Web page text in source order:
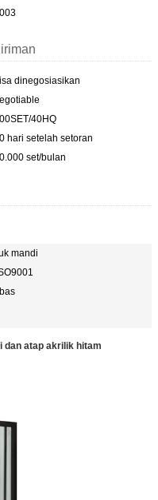
dinegosiasikan
40HQ
hari setelah setoran
set/bulan
mandi
dan atap akrilik hitam